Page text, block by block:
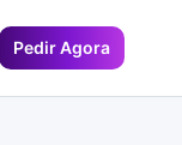
Pedir Agora